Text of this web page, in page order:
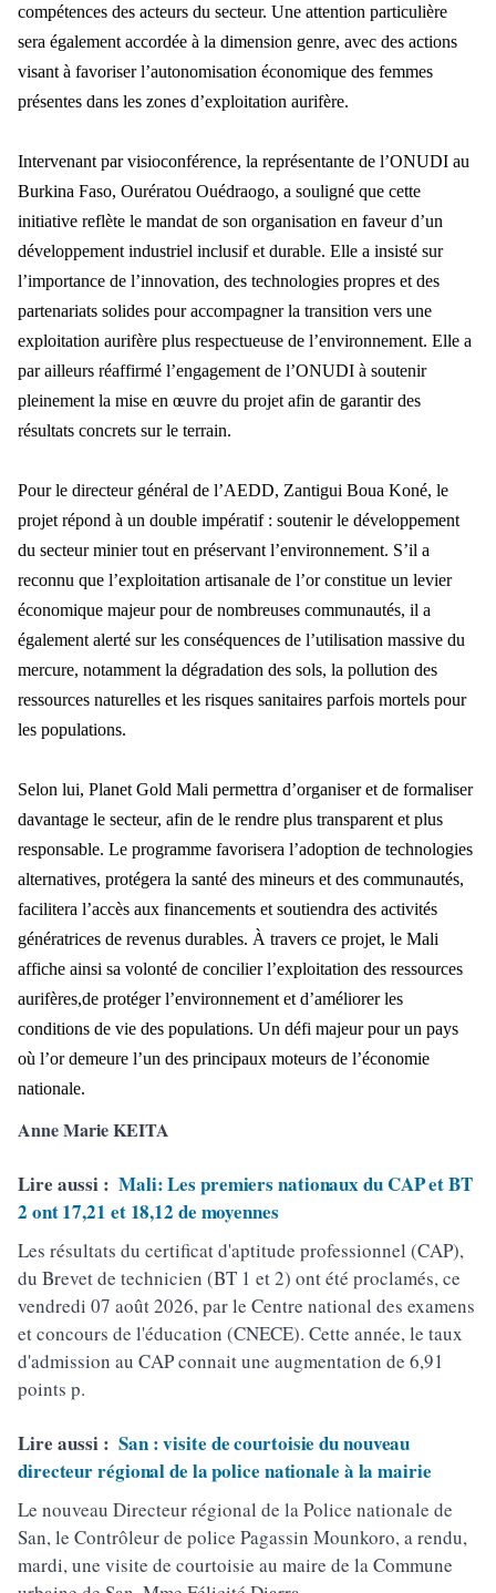
compétences des acteurs du secteur. Une attention particulière
sera également accordée à la dimension genre, avec des actions
visant à favoriser l’autonomisation économique des femmes
présentes dans les zones d’exploitation aurifère.
Intervenant par visioconférence, la représentante de l’ONUDI au
Burkina Faso, Ourératou Ouédraogo, a souligné que cette
initiative reflète le mandat de son organisation en faveur d’un
développement industriel inclusif et durable. Elle a insisté sur
l’importance de l’innovation, des technologies propres et des
partenariats solides pour accompagner la transition vers une
exploitation aurifère plus respectueuse de l’environnement. Elle a
par ailleurs réaffirmé l’engagement de l’ONUDI à soutenir
pleinement la mise en œuvre du projet afin de garantir des
résultats concrets sur le terrain.
Pour le directeur général de l’AEDD, Zantigui Boua Koné, le
projet répond à un double impératif : soutenir le développement
du secteur minier tout en préservant l’environnement. S’il a
reconnu que l’exploitation artisanale de l’or constitue un levier
économique majeur pour de nombreuses communautés, il a
également alerté sur les conséquences de l’utilisation massive du
mercure, notamment la dégradation des sols, la pollution des
ressources naturelles et les risques sanitaires parfois mortels pour
les populations.
Selon lui, Planet Gold Mali permettra d’organiser et de formaliser
davantage le secteur, afin de le rendre plus transparent et plus
responsable. Le programme favorisera l’adoption de technologies
alternatives, protégera la santé des mineurs et des communautés,
facilitera l’accès aux financements et soutiendra des activités
génératrices de revenus durables. À travers ce projet, le Mali
affiche ainsi sa volonté de concilier l’exploitation des ressources
aurifères,de protéger l’environnement et d’améliorer les
conditions de vie des populations. Un défi majeur pour un pays
où l’or demeure l’un des principaux moteurs de l’économie
nationale.
Anne Marie KEITA
Lire aussi : Mali: Les premiers nationaux du CAP et BT
2 ont 17,21 et 18,12 de moyennes
Les résultats du certificat d'aptitude professionnel (CAP),
du Brevet de technicien (BT 1 et 2) ont été proclamés, ce
vendredi 07 août 2026, par le Centre national des examens
et concours de l'éducation (CNECE). Cette année, le taux
d'admission au CAP connait une augmentation de 6,91
points p.
Lire aussi : San : visite de courtoisie du nouveau
directeur régional de la police nationale à la mairie
Le nouveau Directeur régional de la Police nationale de
San, le Contrôleur de police Pagassin Mounkoro, a rendu,
mardi, une visite de courtoisie au maire de la Commune